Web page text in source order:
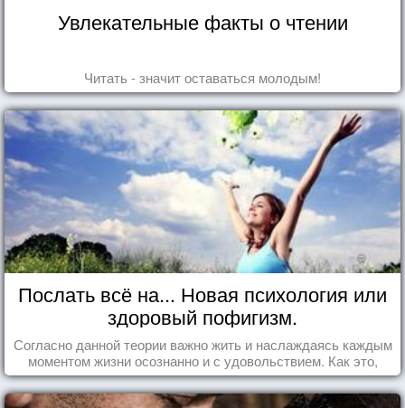
Увлекательные факты о чтении
Читать - значит оставаться молодым!
Послать всё на... Новая психология или
здоровый пофигизм.
Согласно данной теории важно жить и наслаждаясь каждым
моментом жизни осознанно и с удовольствием. Как это,
попробуем разобраться на реальных примерах.